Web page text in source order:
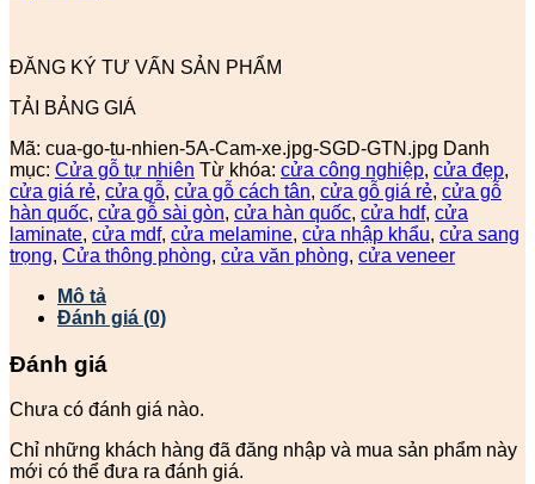
ĐĂNG KÝ TƯ VẤN SẢN PHẨM
TẢI BẢNG GIÁ
Mã: cua-go-tu-nhien-5A-Cam-xe.jpg-SGD-GTN.jpg Danh
mục: Cửa gỗ tự nhiên Từ khóa: cửa công nghiệp, cửa đẹp,
cửa giá rẻ, cửa gỗ, cửa gỗ cách tân, cửa gỗ giá rẻ, cửa gỗ
hàn quốc, cửa gỗ sài gòn, cửa hàn quốc, cửa hdf, cửa
laminate, cửa mdf, cửa melamine, cửa nhập khẩu, cửa sang
trọng, Cửa thông phòng, cửa văn phòng, cửa veneer
Mô tả
Đánh giá (0)
Đánh giá
Chưa có đánh giá nào.
Chỉ những khách hàng đã đăng nhập và mua sản phẩm này
mới có thể đưa ra đánh giá.